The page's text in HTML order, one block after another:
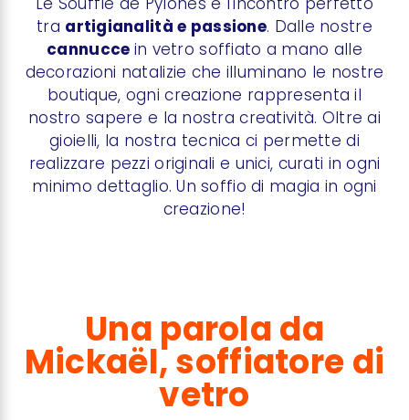
tra artigianalità e passione. Dalle nostre
cannucce in vetro soffiato a mano alle
decorazioni natalizie che illuminano le nostre
boutique, ogni creazione rappresenta il
nostro sapere e la nostra creatività. Oltre ai
gioielli, la nostra tecnica ci permette di
realizzare pezzi originali e unici, curati in ogni
minimo dettaglio. Un soffio di magia in ogni
creazione!
Una parola da
Mickaël, soffiatore di
vetro